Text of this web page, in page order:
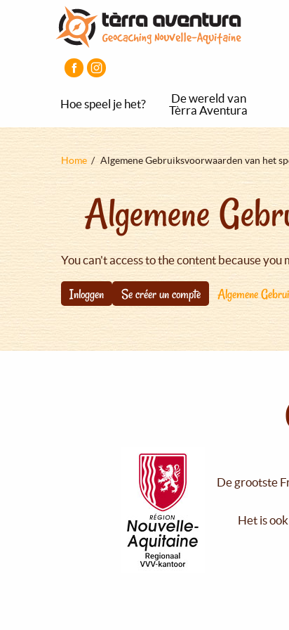
Hoe speel je het?
De wereld van
Tèrra Aventura
Kruimelpad
Home Algemene Gebruiksvoorwaarden van het
Algemene
You can't access to the content because you
Inloggen Se créer un compte Algemene
De grootste
Het is